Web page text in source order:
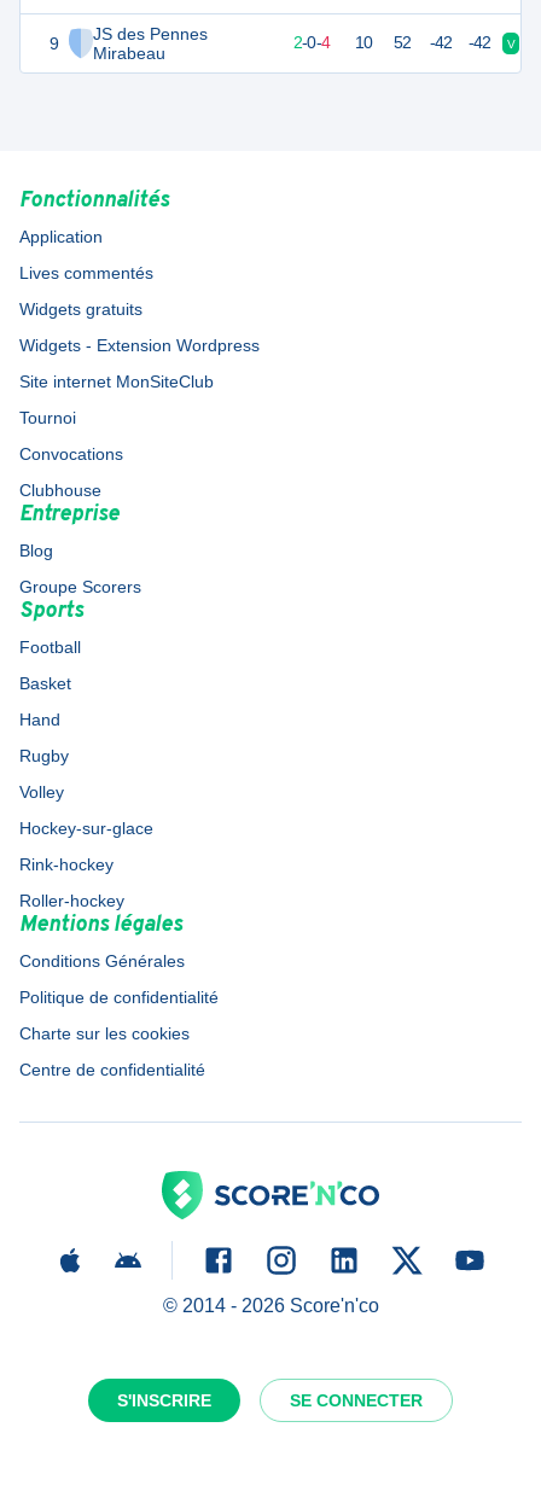
S'INSCRIRE SE CONNECTER
9
JS des Pennes
Mirabeau
2-0-4 10 52 -42 -42 V
Fonctionnalités
Application
Lives commentés
Widgets gratuits
Widgets - Extension Wordpress
Site internet MonSiteClub
Tournoi
Convocations
Clubhouse
Entreprise
Blog
Groupe Scorers
Sports
Football
Basket
Hand
Rugby
Volley
Hockey-sur-glace
Rink-hockey
Roller-hockey
Mentions légales
Conditions Générales
Politique de confidentialité
Charte sur les cookies
Centre de confidentialité
© 2014 - 2026Score'n'co